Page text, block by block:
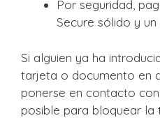
Por seguridad,
Secure sólido y
Si alguien ya ha
tarjeta o documento en
ponerse en contacto
posible para bloquear la